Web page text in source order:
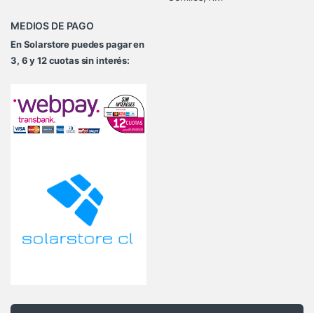
MEDIOS DE PAGO
En Solarstore puedes pagar en
3, 6 y 12 cuotas sin interés: